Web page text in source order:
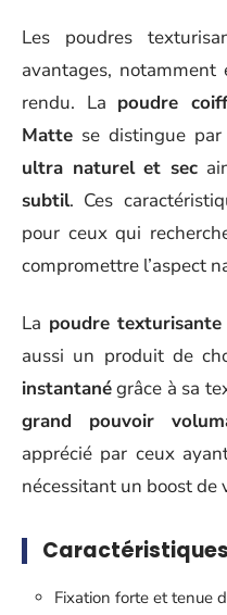
Les poudres
avantages,
rendu. La poudre
Matte se distingue par
ultra naturel et sec
subtil. Ces
pour ceux qui
compromettre l’aspect
La poudre
aussi un produit de
instantanégrâce à sa
grand pouvoir
apprécié par ceux
nécessitant un boost de
Fixation forte et tenue